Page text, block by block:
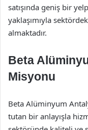
satışında geniş bir
yaklaşımıyla
almaktadır.
Beta
Misyonu
Beta Alüminyum
tutan bir anlayışla